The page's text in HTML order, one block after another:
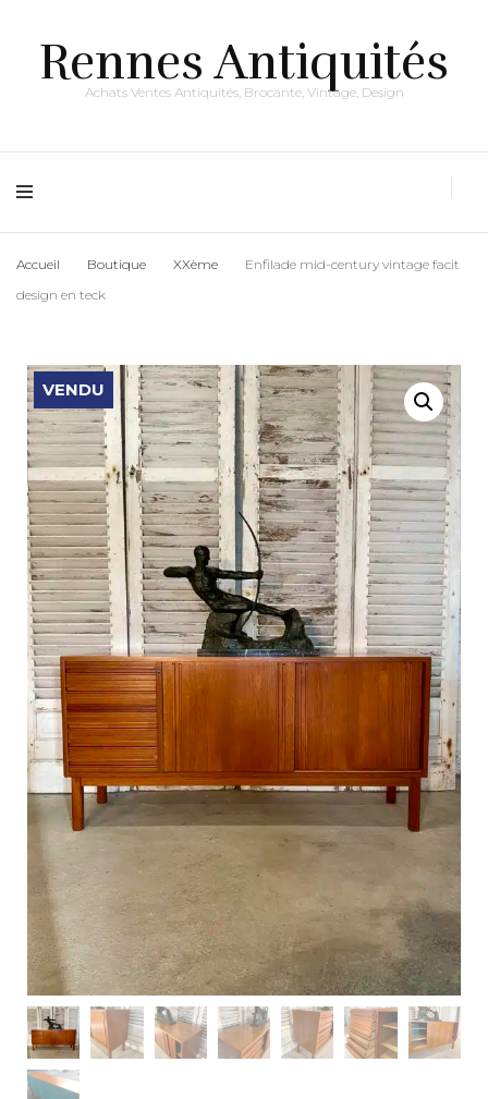
Rennes Antiquités
Achats Ventes Antiquités, Brocante, Vintage, Design
Accueil Boutique XXème
Enfilade mid-century vintage facit
design en teck
VENDU